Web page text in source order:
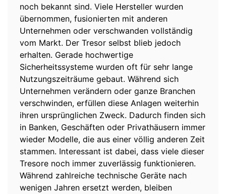
noch bekannt sind. Viele Hersteller wurden
übernommen, fusionierten mit anderen
Unternehmen oder verschwanden vollständig
vom Markt. Der Tresor selbst blieb jedoch
erhalten. Gerade hochwertige
Sicherheitssysteme wurden oft für sehr lange
Nutzungszeiträume gebaut. Während sich
Unternehmen verändern oder ganze Branchen
verschwinden, erfüllen diese Anlagen weiterhin
ihren ursprünglichen Zweck. Dadurch finden sich
in Banken, Geschäften oder Privathäusern immer
wieder Modelle, die aus einer völlig anderen Zeit
stammen. Interessant ist dabei, dass viele dieser
Tresore noch immer zuverlässig funktionieren.
Während zahlreiche technische Geräte nach
wenigen Jahren ersetzt werden, bleiben